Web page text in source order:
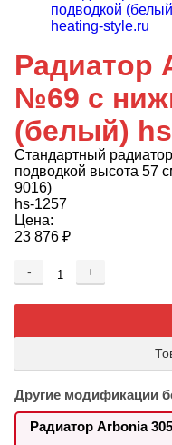
Радиатор
№69 с
(белый)
Стандартный
подводкой высота 57
9016)
hs-1257
Цена:
23 876 ₽
-
+
Другие модификации
Радиатор Arbonia